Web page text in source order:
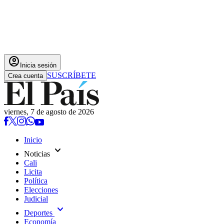
account_circle Inicia sesión
Crea cuenta SUSCRÍBETE
viernes, 7 de agosto de 2026
Inicio
Noticias expand_more
Cali
Licita
Política
Elecciones
Judicial
Deportes expand_more
Economía